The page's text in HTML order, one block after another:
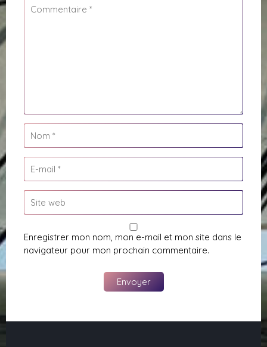
Enregistrer mon nom, mon e-mail et mon site dans le
navigateur pour mon prochain commentaire.